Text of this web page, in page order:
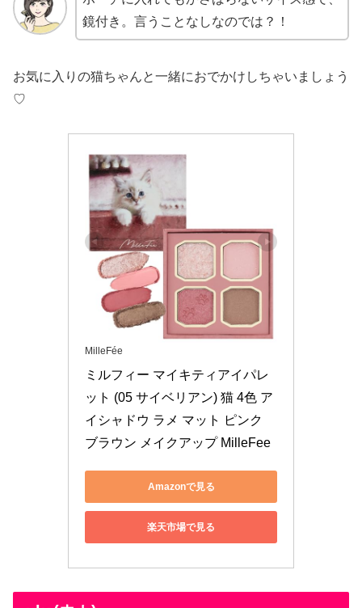
鏡付き。言うことなしなのでは？！
お気に入りの猫ちゃんと一緒におでかけしちゃいましょう
♡
MilleFée
ミルフィー マイキティアイパレ
ット (05 サイベリアン) 猫 4色 ア
イシャドウ ラメ マット ピンク
ブラウン メイクアップ MilleFee
Amazonで見る
楽天市場で見る